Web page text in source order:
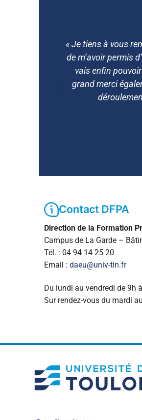
« Nous avons
composer
reconnaissants
notre
Contact DFPA
Direction de la Formation
Campus de La Garde –
Tél. : 04 94 14 25 20
Email : daeu@univ-tln.fr
Du lundi au vendredi de 9h
Sur rendez-vous du mardi